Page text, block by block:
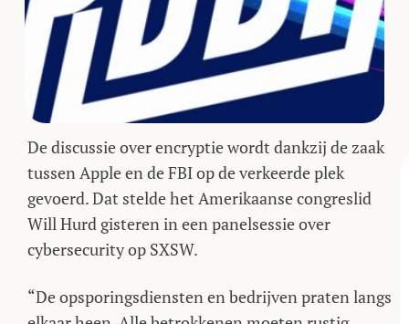
De discussie over encryptie wordt dankzij de zaak
tussen Apple en de FBI op de verkeerde plek
gevoerd. Dat stelde het Amerikaanse congreslid
Will Hurd gisteren in een panelsessie over
cybersecurity op SXSW.
“De opsporingsdiensten en bedrijven praten langs